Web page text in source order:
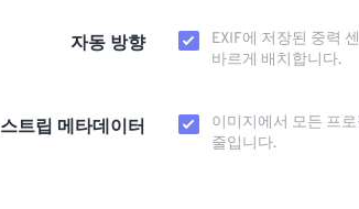
자동 방향
EXIF에 저장된 중력
바르게 배치합니다.
스트립 메타데이터
이미지에서 모든 프
줄입니다.